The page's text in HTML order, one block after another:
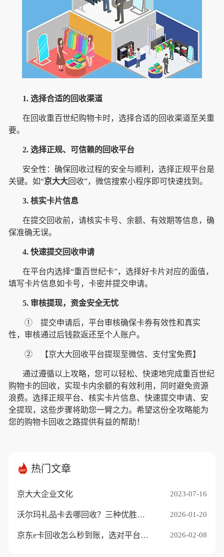
1. 选择合适的回收渠道
在回收重百世纪购物卡时，选择合适的回收渠道至关重
要。
2. 选择正规、可信赖的回收平台
安全性：确保回收过程的安全与顺利，选择正规平台是
关键。如“京大大回收”，微信搜索小程序即可快速找到。
3. 核实卡片信息
在提交回收前，请核实卡号、余额、有效期等信息，确
保准确无误。
4. 快速提交回收申请
在平台内选择“重百世纪卡”，选择好卡片对应的面值，
填写卡片信息如卡号，卡密并提交申请。
5. 审核提现，资金安全无忧
① 提交申请后，平台审核确保卡券有效性和真实
性，审核通过后钱款返还至个人账户。
② 【京大大回收平台提现至微信、支付宝免费】
通过遵循以上攻略，您可以轻松、快速地完成重百世纪
购物卡的回收，实现卡内余额的有效利用，同时避免资源
浪费。选择正规平台、核实卡片信息、快速提交申请、安
全提现，这些步骤将助您一臂之力。希望这份全攻略能为
您的购物卡回收之路提供有益的帮助！
热门文章
京大大企业文化 2023-07-16
沃尔玛礼品卡去哪回收？三种优胜途径推荐 2026-01-20
京东e卡回收怎么秒到账，选对平台是关键 2026-02-08